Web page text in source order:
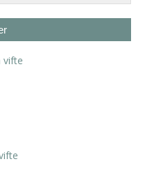
vifte